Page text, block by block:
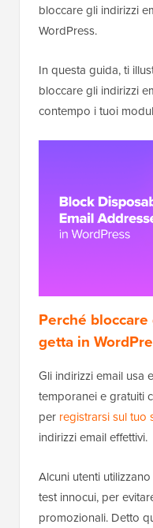
bloccare gli indirizzi
WordPress.
In questa guida, ti
bloccare gli indirizzi
contempo i tuoi
Perché
getta in
Gli indirizzi email usa
temporanei e gratuiti
per registrarsi sul tuo
indirizzi email effettivi.
Alcuni utenti
test innocui, per
promozionali. Detto